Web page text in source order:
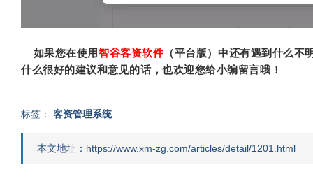
如果您在使用智谷客资软件 （平台版）中还有遇到什么
什么很好的建议和意见的话，也欢迎您给小编留言哦！
标签： 客资管理系统
本文地址：https://www.xm-zg.com/articles/detail/1201.html